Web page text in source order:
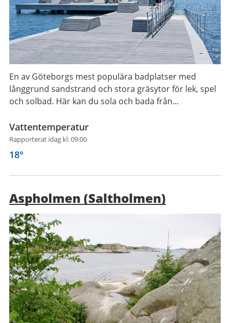
En av Göteborgs mest populära badplatser med
långgrund sandstrand och stora gräsytor för lek, spel
och solbad. Här kan du sola och bada från...
Vattentemperatur
Rapporterat idag kl. 09:00
18°
Aspholmen (Saltholmen)